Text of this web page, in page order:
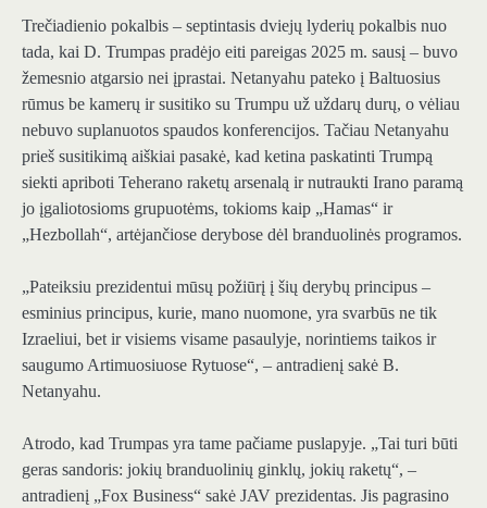
Trečiadienio pokalbis – septintasis dviejų lyderių pokalbis nuo
tada, kai D. Trumpas pradėjo eiti pareigas 2025 m. sausį – buvo
žemesnio atgarsio nei įprastai. Netanyahu pateko į Baltuosius
rūmus be kamerų ir susitiko su Trumpu už uždarų durų, o vėliau
nebuvo suplanuotos spaudos konferencijos. Tačiau Netanyahu
prieš susitikimą aiškiai pasakė, kad ketina paskatinti Trumpą
siekti apriboti Teherano raketų arsenalą ir nutraukti Irano paramą
jo įgaliotosioms grupuotėms, tokioms kaip „Hamas“ ir
„Hezbollah“, artėjančiose derybose dėl branduolinės programos.
„Pateiksiu prezidentui mūsų požiūrį į šių derybų principus –
esminius principus, kurie, mano nuomone, yra svarbūs ne tik
Izraeliui, bet ir visiems visame pasaulyje, norintiems taikos ir
saugumo Artimuosiuose Rytuose“, – antradienį sakė B.
Netanyahu.
Atrodo, kad Trumpas yra tame pačiame puslapyje. „Tai turi būti
geras sandoris: jokių branduolinių ginklų, jokių raketų“, –
antradienį „Fox Business“ sakė JAV prezidentas. Jis pagrasino